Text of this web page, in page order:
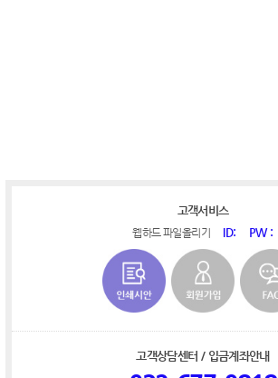
고객서비스
웹하드 파일올리기 ID: PW :
고객상담센터 / 입금계좌안내